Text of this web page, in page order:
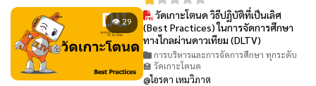
👁 29
วัดเกาะโตนด วิธีปฏิบัติที่เป็นเลิศ
(Best Practices) ในการจัดการศึกษา
ทางไกลผ่านดาวเทียม (DLTV)
การบริหารและการจัดการศึกษา ทุกระดับ
🏫 วัดเกาะโตนด
@ไอรดา เหมวิภาต